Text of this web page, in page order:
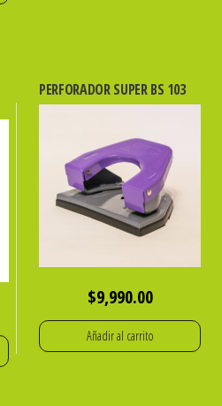
PERFORADOR SUPER BS 103
$9,990.00
Añadir al carrito